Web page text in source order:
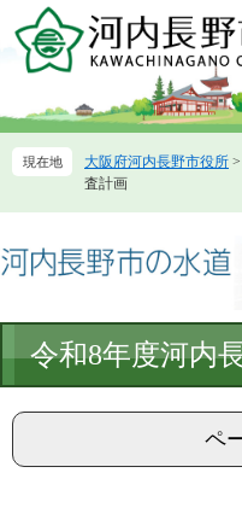
ー
先
ニ
を
て
文
大阪府河内長野市役所 >
査計画
文
令和8年度河内
ペ